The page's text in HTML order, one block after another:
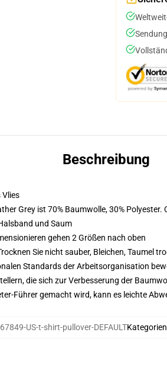
Beschreibung
Grey ist 70% Baumwolle, 30%
und Saum
gehen 2 Größen nach oben
Sie nicht sauber, Bleichen, Taumel
Standards der Arbeitsorganisation
die sich zur Verbesserung der
Führer gemacht wird, kann es leichte
US-t-shirt-pullover-DEFAULTKategorien